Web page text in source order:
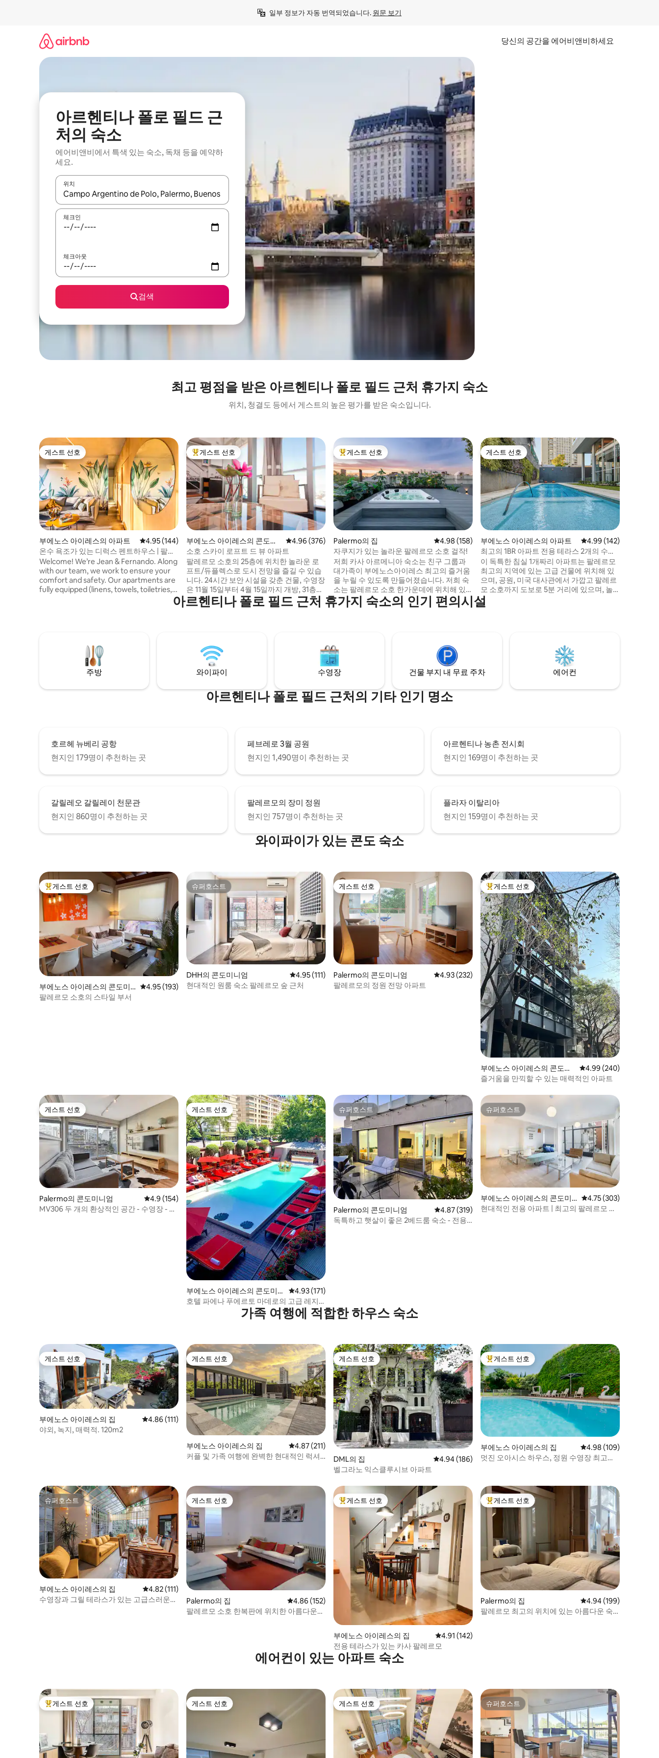
일부 정보가 자동 번역되었습니다. 원문 보기
당신의 공간을 에어비앤비하세요
아르헨티나 폴로 필드 근
처의 숙소
에어비앤비에서 특색 있는 숙소, 독채 등을 예약하
세요.
위치
결과가 나오면 위·아래 화살표 키를 사용하거나 터치 또는 스와이프 동작으로 탐색하세요.
체크인
체크아웃
검색
최고 평점을 받은 아르헨티나 폴로 필드 근처 휴가지 숙소
위치, 청결도 등에서 게스트의 높은 평가를 받은 숙소입니다.
게스트 선호
게스트 선호
부에노스 아이레스의 아파트 평점 4.95점(5점 만점), 후기 144개
4.95 (144)
온수 욕조가 있는 디럭스 펜트하우스 | 팔레
르모 할리우드
Welcome! We’re Jean & Fernando. Along
with our team, we work to ensure your
comfort and safety. Our apartments are
fully equipped (linens, towels, toiletries,
luggage storage anytime for early
arrivals or late departures. Read on to
learn more about this property and the
area. We’re happy to help!
상위 게스트 선호
게스트 선호
부에노스 아이레스의 콘도미
니엄
평점 4.96점(5점 만점), 후기 376개
4.96 (376)
소호 스카이 로프트 드 뷰 아파트
팔레르모 소호의 25층에 위치한 놀라운 로
프트/듀플렉스로 도시 전망을 즐길 수 있습
니다. 24시간 보안 시설을 갖춘 건물, 수영장
은 11월 15일부터 4월 15일까지 개방, 31층에
세탁소와 헬스장이 있습니다. 체크인: 오후
2시, 체크아웃: 오전 11시. 오후 8시부터 자정
이에는 체크인할 수 없습니다. 짐 보관: 오전
9시~오후 16시. 아파트 사이즈 침대는
180cm x 200cm입니다. 자세한 내용은 언
제든지 연락 주시기 바랍니다.
상위 게스트 선호
게스트 선호
Palermo의 집 평점 4.98점(5점 만점), 후기 158개
4.98 (158)
자쿠지가 있는 놀라운 팔레르모 소호 걸작!
저희 카사 아르메니아 숙소는 친구 그룹과
대가족이 부에노스아이레스 최고의 즐거움
을 누릴 수 있도록 만들어졌습니다. 저희 숙
소는 팔레르모 소호 한가운데에 위치해 있
으며 최고의 카페, 레스토랑, 상점, 바가 숙
소 바로 앞에 있습니다. 한 방향으로는 세라
자쿠지, 선데크, 바비큐, 야외 식사를 즐기며
휴식을 취할 수 있는 3000평방 피트의 전용
테라스를 즐겨보세요.
게스트 선호
게스트 선호
부에노스 아이레스의 아파트 평점 4.99점(5점 만점),
4.99 (142)
최고의 1BR 아파트 전용 테라스 2개의 수영
장, 바비큐, 아케이드!
이 독특한 침실 1개짜리 아파트는 팔레르모
최고의 지역에 있는 고급 건물에 위치해 있
으며, 공원, 미국 대사관에서 가깝고 팔레르
모 소호까지 도보로 5분 거리에 있으며, 놀
라운 레스토랑, 쇼핑, 바 장면이 있습니다.
아파트에는 아케이드 게임, 네스프레소 머
헬스장, 사우나, 마사지 룸, 스카이 센터, 비
즈니스 센터, 미디어 룸, 음악 룸이 있습니
아르헨티나 폴로 필드 근처 휴가지 숙소의 인기 편의시설
주방 와이파이 수영장 건물 부지 내 무료 주차 에어컨
아르헨티나 폴로 필드 근처의 기타 인기 명소
호르헤 뉴베리 공항
현지인 179명이 추천하는 곳
페브레로 3월 공원
현지인 1,490명이 추천하는 곳
아르헨티나 농촌 전시회
현지인 169명이 추천하는 곳
갈릴레오 갈릴레이 천문관
현지인 860명이 추천하는 곳
팔레르모의 장미 정원
현지인 757명이 추천하는 곳
플라자 이탈리아
현지인 159명이 추천하는 곳
와이파이가 있는 콘도 숙소
상위 게스트 선호
게스트 선호
부에노스 아이레스의 콘도미
니엄
평점 4.95점(5점 만점), 후기 193개
4.95 (193)
팔레르모 소호의 스타일 부서
슈퍼호스트
슈퍼호스트
DHH의 콘도미니엄 평점 4.95점(5점 만점), 후기 111개
4.95 (111)
현대적인 원룸 숙소 팔레르모 숲 근처
게스트 선호
게스트 선호
Palermo의 콘도미니엄 평점 4.93점(5점 만점), 후기 232개
4.93 (232)
팔레르모의 정원 전망 아파트
상위 게스트 선호
게스트 선호
부에노스 아이레스의 콘도미
니엄
평점 4.99점(5점 만점),
4.99 (240)
즐거움을 만끽할 수 있는 매력적인 아파트
게스트 선호
게스트 선호
Palermo의 콘도미니엄 평점 4.9점(5점 만점), 후기 154개
4.9 (154)
MV306 두 개의 환상적인 공간 - 수영장 - 헬
게스트 선호
게스트 선호
부에노스 아이레스의 콘도미니
엄
평점 4.93점(5점 만점), 후기 171개
4.93 (171)
호텔 파에나 푸에르토 마데로의 고급 레지
슈퍼호스트
슈퍼호스트
Palermo의 콘도미니엄 평점 4.87점(5점 만점), 후기 319개
4.87 (319)
독특하고 햇살이 좋은 2베드룸 숙소 - 전용
슈퍼호스트
슈퍼호스트
부에노스 아이레스의 콘도미
니엄
평점 4.75점(5점 만점),
4.75 (303)
현대적인 전용 아파트 | 최고의 팔레르모 위
가족 여행에 적합한 하우스 숙소
게스트 선호
게스트 선호
부에노스 아이레스의 집 평점 4.86점(5점 만점), 후기 111개
4.86 (111)
야외, 녹지, 매력적. 120m2
게스트 선호
게스트 선호
부에노스 아이레스의 집 평점 4.87점(5점 만점), 후기 211개
4.87 (211)
커플 및 가족 여행에 완벽한 현대적인 럭셔
게스트 선호
게스트 선호
DML의 집 평점 4.94점(5점 만점), 후기 186개
4.94 (186)
벨그라노 익스클루시브 아파트
상위 게스트 선호
게스트 선호
부에노스 아이레스의 집 평점 4.98점(5점 만점),
4.98 (109)
멋진 오아시스 하우스, 정원 수영장 최고의
슈퍼호스트
슈퍼호스트
부에노스 아이레스의 집 평점 4.82점(5점 만점), 후기 111개
4.82 (111)
수영장과 그릴 테라스가 있는 고급스러운
게스트 선호
게스트 선호
Palermo의 집 평점 4.86점(5점 만점), 후기 152개
4.86 (152)
팔레르모 소호 한복판에 위치한 아름다운
상위 게스트 선호
게스트 선호
부에노스 아이레스의 집 평점 4.91점(5점 만점), 후기 142개
4.91 (142)
전용 테라스가 있는 카사 팔레르모
상위 게스트 선호
게스트 선호
Palermo의 집 평점 4.94점(5점 만점),
4.94 (199)
팔레르모 최고의 위치에 있는 아름다운 숙
에어컨이 있는 아파트 숙소
상위 게스트 선호
게스트 선호 게스트 선호
게스트 선호 게스트 선호
게스트 선호 슈퍼호스트
슈퍼호스트